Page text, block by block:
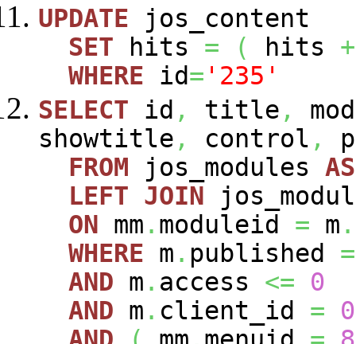
UPDATE jos_content
SET hits = ( hits +
WHERE id= '235'
SELECT id , title ,
showtitle , control ,
FROM jos_modules AS
LEFT JOIN
ON mm . moduleid = m .
WHERE m . published =
AND m . access <=
0
AND m . client_id =
0